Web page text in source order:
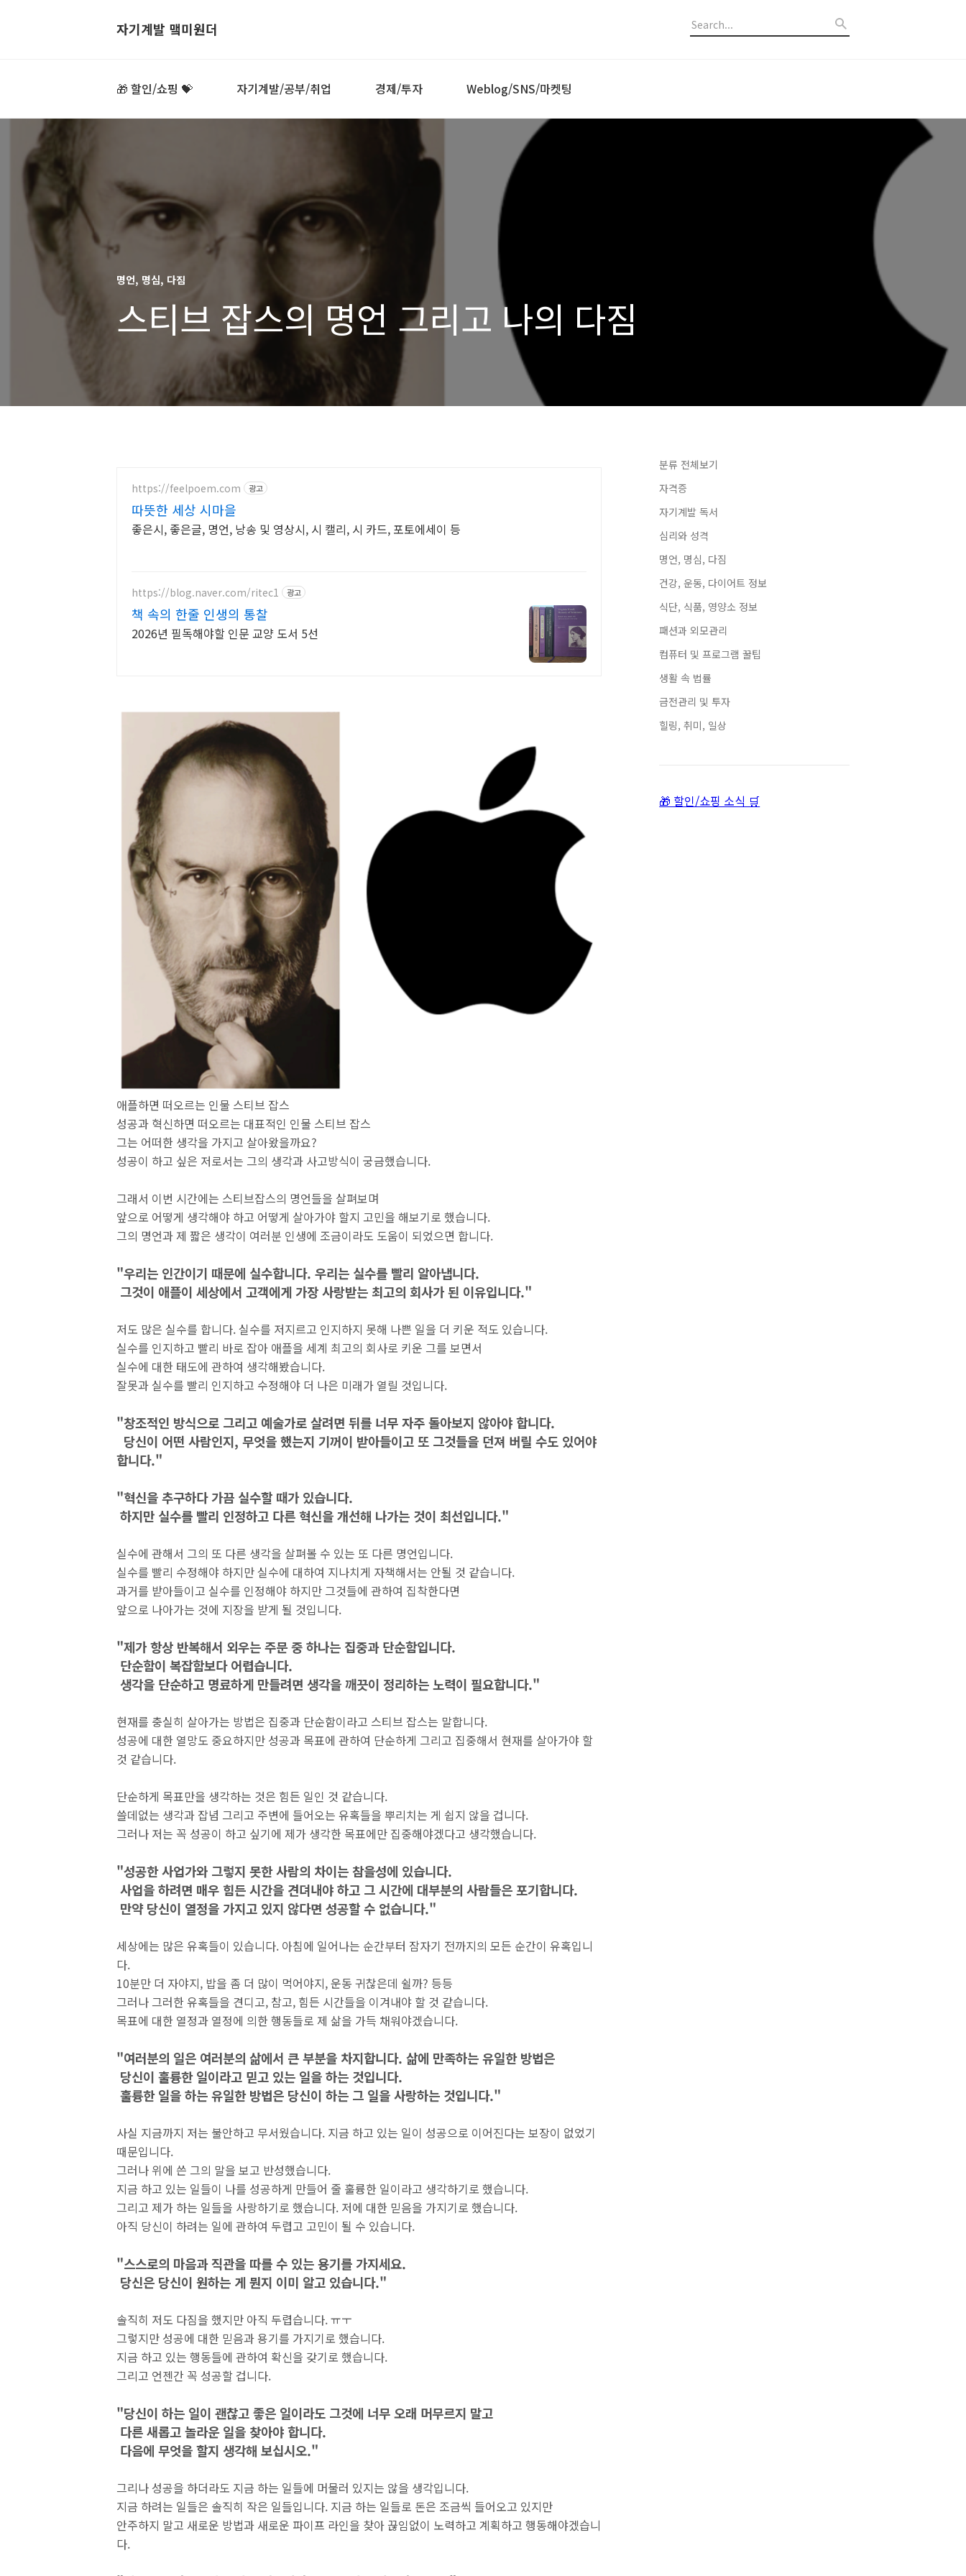
자기계발 맼미원더
🎁 할인/쇼핑 💝 자기계발/공부/취업 경제/투자 Weblog/SNS/마켓팅
명언, 명심, 다짐
스티브 잡스의 명언 그리고 나의 다짐
https://feelpoem.com 광고
따뜻한 세상 시마을
좋은시, 좋은글, 명언, 낭송 및 영상시, 시 캘리, 시 카드, 포토에세이 등
https://blog.naver.com/ritec1 광고
책 속의 한줄 인생의 통찰
2026년 필독해야할 인문 교양 도서 5선
애플하면 떠오르는 인물 스티브 잡스
성공과 혁신하면 떠오르는 대표적인 인물 스티브 잡스
그는 어떠한 생각을 가지고 살아왔을까요?
성공이 하고 싶은 저로서는 그의 생각과 사고방식이 궁금했습니다.
그래서 이번 시간에는 스티브잡스의 명언들을 살펴보며
앞으로 어떻게 생각해야 하고 어떻게 살아가야 할지 고민을 해보기로 했습니다.
그의 명언과 제 짧은 생각이 여러분 인생에 조금이라도 도움이 되었으면 합니다.
"우리는 인간이기 때문에 실수합니다. 우리는 실수를 빨리 알아냅니다.
그것이 애플이 세상에서 고객에게 가장 사랑받는 최고의 회사가 된 이유입니다."
저도 많은 실수를 합니다. 실수를 저지르고 인지하지 못해 나쁜 일을 더 키운 적도 있습니다.
실수를 인지하고 빨리 바로 잡아 애플을 세계 최고의 회사로 키운 그를 보면서
실수에 대한 태도에 관하여 생각해봤습니다.
잘못과 실수를 빨리 인지하고 수정해야 더 나은 미래가 열릴 것입니다.
"창조적인 방식으로 그리고 예술가로 살려면 뒤를 너무 자주 돌아보지 않아야 합니다.
당신이 어떤 사람인지, 무엇을 했는지 기꺼이 받아들이고 또 그것들을 던져 버릴 수도 있어야
합니다."
"혁신을 추구하다 가끔 실수할 때가 있습니다.
하지만 실수를 빨리 인정하고 다른 혁신을 개선해 나가는 것이 최선입니다."
실수에 관해서 그의 또 다른 생각을 살펴볼 수 있는 또 다른 명언입니다.
실수를 빨리 수정해야 하지만 실수에 대하여 지나치게 자책해서는 안될 것 같습니다.
과거를 받아들이고 실수를 인정해야 하지만 그것들에 관하여 집착한다면
앞으로 나아가는 것에 지장을 받게 될 것입니다.
"제가 항상 반복해서 외우는 주문 중 하나는 집중과 단순함입니다.
단순함이 복잡함보다 어렵습니다.
생각을 단순하고 명료하게 만들려면 생각을 깨끗이 정리하는 노력이 필요합니다."
현재를 충실히 살아가는 방법은 집중과 단순함이라고 스티브 잡스는 말합니다.
성공에 대한 열망도 중요하지만 성공과 목표에 관하여 단순하게 그리고 집중해서 현재를 살아가야 할
것 같습니다.
단순하게 목표만을 생각하는 것은 힘든 일인 것 같습니다.
쓸데없는 생각과 잡념 그리고 주변에 들어오는 유혹들을 뿌리치는 게 쉽지 않을 겁니다.
그러나 저는 꼭 성공이 하고 싶기에 제가 생각한 목표에만 집중해야겠다고 생각했습니다.
"성공한 사업가와 그렇지 못한 사람의 차이는 참을성에 있습니다.
사업을 하려면 매우 힘든 시간을 견뎌내야 하고 그 시간에 대부분의 사람들은 포기합니다.
만약 당신이 열정을 가지고 있지 않다면 성공할 수 없습니다."
세상에는 많은 유혹들이 있습니다. 아침에 일어나는 순간부터 잠자기 전까지의 모든 순간이 유혹입니
다.
10분만 더 자야지, 밥을 좀 더 많이 먹어야지, 운동 귀찮은데 쉴까? 등등
그러나 그러한 유혹들을 견디고, 참고, 힘든 시간들을 이겨내야 할 것 같습니다.
목표에 대한 열정과 열정에 의한 행동들로 제 삶을 가득 채워야겠습니다.
"여러분의 일은 여러분의 삶에서 큰 부분을 차지합니다. 삶에 만족하는 유일한 방법은
당신이 훌륭한 일이라고 믿고 있는 일을 하는 것입니다.
훌륭한 일을 하는 유일한 방법은 당신이 하는 그 일을 사랑하는 것입니다."
사실 지금까지 저는 불안하고 무서웠습니다. 지금 하고 있는 일이 성공으로 이어진다는 보장이 없었기
때문입니다.
그러나 위에 쓴 그의 말을 보고 반성했습니다.
지금 하고 있는 일들이 나를 성공하게 만들어 줄 훌륭한 일이라고 생각하기로 했습니다.
그리고 제가 하는 일들을 사랑하기로 했습니다. 저에 대한 믿음을 가지기로 했습니다.
아직 당신이 하려는 일에 관하여 두렵고 고민이 될 수 있습니다.
"스스로의 마음과 직관을 따를 수 있는 용기를 가지세요.
당신은 당신이 원하는 게 뭔지 이미 알고 있습니다."
솔직히 저도 다짐을 했지만 아직 두렵습니다. ㅠㅜ
그렇지만 성공에 대한 믿음과 용기를 가지기로 했습니다.
지금 하고 있는 행동들에 관하여 확신을 갖기로 했습니다.
그리고 언젠간 꼭 성공할 겁니다.
"당신이 하는 일이 괜찮고 좋은 일이라도 그것에 너무 오래 머무르지 말고
다른 새롭고 놀라운 일을 찾아야 합니다.
다음에 무엇을 할지 생각해 보십시오."
그리나 성공을 하더라도 지금 하는 일들에 머물러 있지는 않을 생각입니다.
지금 하려는 일들은 솔직히 작은 일들입니다. 지금 하는 일들로 돈은 조금씩 들어오고 있지만
안주하지 말고 새로운 방법과 새로운 파이프 라인을 찾아 끊임없이 노력하고 계획하고 행동해야겠습니
다.
분류 전체보기
자격증
자기계발 독서
심리와 성격
명언, 명심, 다짐
건강, 운동, 다이어트 정보
식단, 식품, 영양소 정보
패션과 외모관리
컴퓨터 및 프로그램 꿀팁
생활 속 법률
금전관리 및 투자
힐링, 취미, 일상
🎁 할인/쇼핑 소식 🛒